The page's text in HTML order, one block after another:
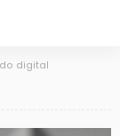
digital